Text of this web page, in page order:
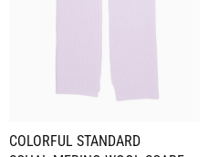
COLORFUL STANDARD